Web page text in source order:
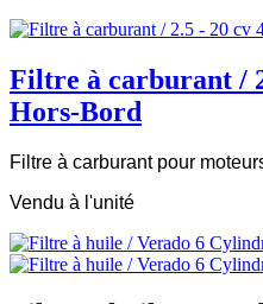
Filtre à carburant /
Hors-Bord
Filtre à carburant pour
Vendu à l'unité